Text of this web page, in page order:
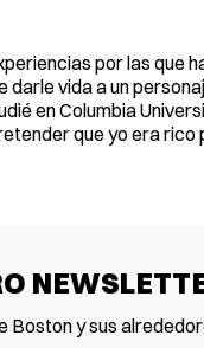
por las que
vida a un
en Columbia
que yo era rico
y sus